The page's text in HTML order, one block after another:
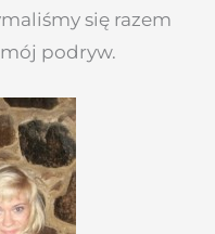
się razem
podryw.